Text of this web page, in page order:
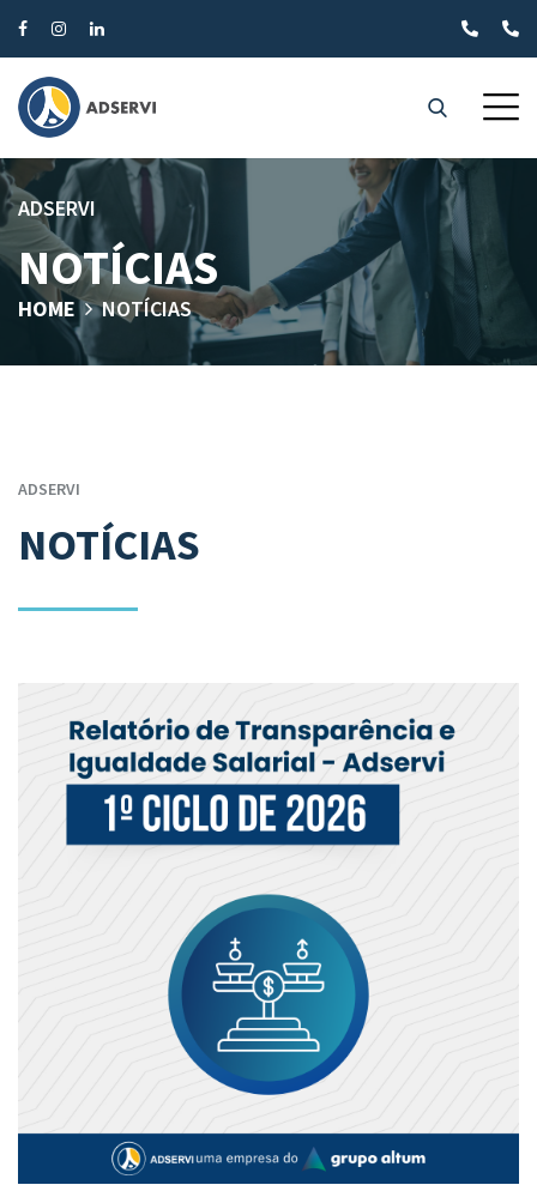
ADSERVI
NOTÍCIAS
HOME NOTÍCIAS
ADSERVI
NOTÍCIAS